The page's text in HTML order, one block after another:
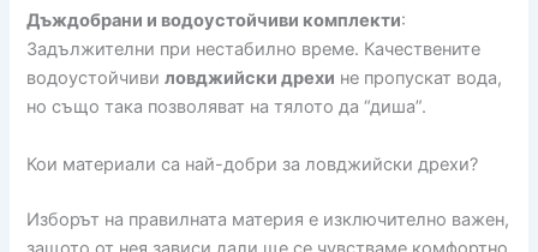
Дъждобрани и водоустойчиви комплекти:
Задължителни при нестабилно време. Качествените
водоустойчивиловджийски дрехи не пропускат вода,
но също така позволяват на тялото да “диша”.
Кои материали са най-добри за ловджийски дрехи?
Изборът на правилната материя е изключително важен,